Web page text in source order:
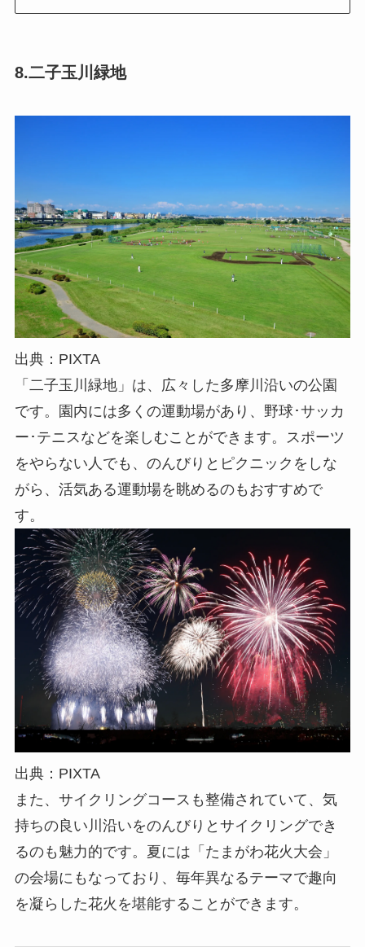
8.二子玉川緑地
出典：PIXTA
「二子玉川緑地」は、広々した多摩川沿いの公園
です。園内には多くの運動場があり、野球･サッカ
ー･テニスなどを楽しむことができます。スポーツ
をやらない人でも、のんびりとピクニックをしな
がら、活気ある運動場を眺めるのもおすすめで
す。
出典：PIXTA
また、サイクリングコースも整備されていて、気
持ちの良い川沿いをのんびりとサイクリングでき
るのも魅力的です。夏には「たまがわ花火大会」
の会場にもなっており、毎年異なるテーマで趣向
を凝らした花火を堪能することができます。